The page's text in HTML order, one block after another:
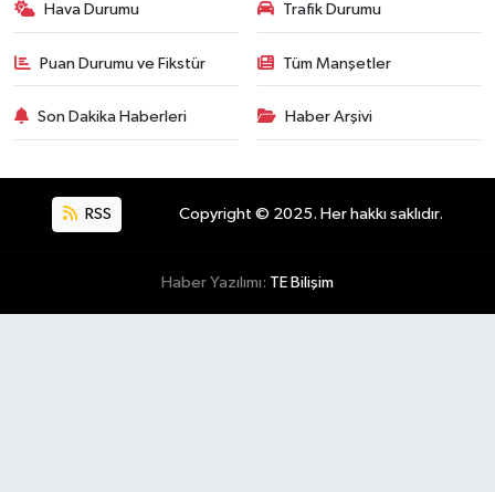
Hava Durumu Trafik Durumu
Puan Durumu ve Fikstür Tüm Manşetler
Son Dakika Haberleri Haber Arşivi
RSS Copyright © 2025. Her hakkı saklıdır.
Haber Yazılımı: TE Bilişim